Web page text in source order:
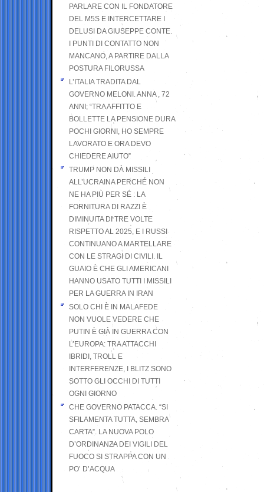
PARLARE CON IL FONDATORE
DEL M5S E INTERCETTARE I
DELUSI DA GIUSEPPE CONTE.
I PUNTI DI CONTATTO NON
MANCANO, A PARTIRE DALLA
POSTURA FILORUSSA
L’ITALIA TRADITA DAL
GOVERNO MELONI. ANNA , 72
ANNI; “TRA AFFITTO E
BOLLETTE LA PENSIONE DURA
POCHI GIORNI, HO SEMPRE
LAVORATO E ORA DEVO
CHIEDERE AIUTO”
TRUMP NON DÀ MISSILI
ALL’UCRAINA PERCHÉ NON
NE HA PIÙ PER SÉ : LA
FORNITURA DI RAZZI È
DIMINUITA DI TRE VOLTE
RISPETTO AL 2025, E I RUSSI
CONTINUANO A MARTELLARE
CON LE STRAGI DI CIVILI. IL
GUAIO È CHE GLI AMERICANI
HANNO USATO TUTTI I MISSILI
PER LA GUERRA IN IRAN
SOLO CHI È IN MALAFEDE
NON VUOLE VEDERE CHE
PUTIN È GIÀ IN GUERRA CON
L’EUROPA: TRA ATTACCHI
IBRIDI, TROLL E
INTERFERENZE, I BLITZ SONO
SOTTO GLI OCCHI DI TUTTI
OGNI GIORNO
CHE GOVERNO PATACCA. “SI
SFILAMENTA TUTTA, SEMBRA
CARTA”. LA NUOVA POLO
D’ORDINANZA DEI VIGILI DEL
FUOCO SI STRAPPA CON UN
PO’ D’ACQUA